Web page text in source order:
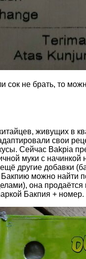
сок не брать, то
живущих в
свои
Сейчас Bakpia
муки с начинкой
другие добавки
можно найти
она продаётся
Бакпия + номер.